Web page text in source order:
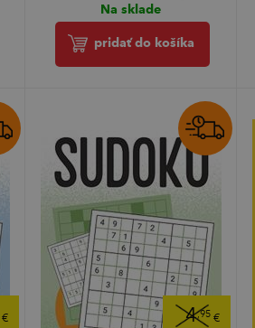
Na sklade
pridať do košíka
€ 4,95 €